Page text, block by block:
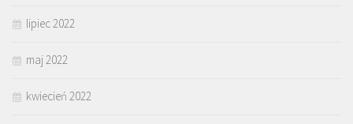
lipiec 2022
maj 2022
kwiecień 2022